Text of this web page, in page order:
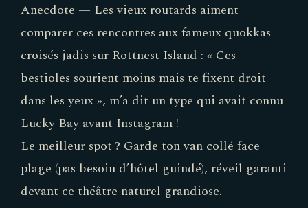
Anecdote — Les vieux routards aiment
comparer ces rencontres aux fameux quokkas
croisés jadis sur Rottnest Island : « Ces
bestioles sourient moins mais te fixent droit
dans les yeux », m’a dit un type qui avait connu
Lucky Bay avant Instagram !
Le meilleur spot ? Garde ton van collé face
plage (pas besoin d’hôtel guindé), réveil garanti
devant ce théâtre naturel grandiose.